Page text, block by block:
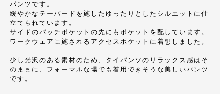
パンツです。
緩やかなテーパードを施したゆったりとしたシルエットに仕
立てられています。
サイドのパッチポケットの先にもポケットを配しています。
ワークウェアに施されるアクセスポケットに着想しました。
少し光沢のある素材のため、タイパンツのリラックス感はそ
のままに、フォーマルな場でも着用できそうな美しいパンツ
です。